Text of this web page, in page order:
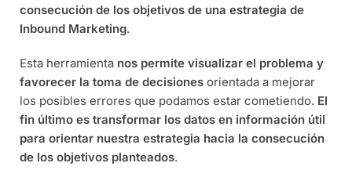
consecución de los objetivos de una estrategia de
Inbound Marketing.
Esta herramienta nos permite visualizar el problema y
favorecer la toma de decisiones orientada a mejorar
los posibles errores que podamos estar cometiendo. El
fin último es transformar los datos en información útil
para orientar nuestra estrategia hacia la consecución
de los objetivos planteados.